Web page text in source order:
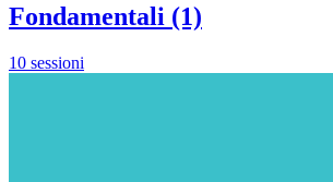
Fondamentali (1)
10 sessioni